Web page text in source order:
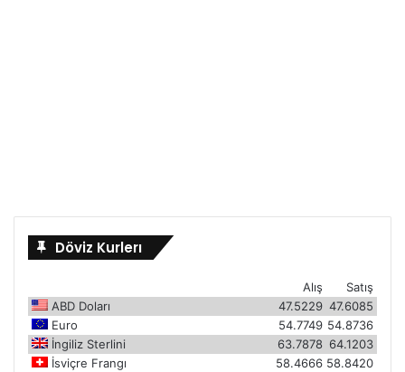
Döviz Kurlerı
Satış
Alış
ABD Doları
47.6085
47.5229
Euro
54.8736
54.7749
İngiliz Sterlini
64.1203
63.7878
İsviçre Frangı
58.8420
58.4666